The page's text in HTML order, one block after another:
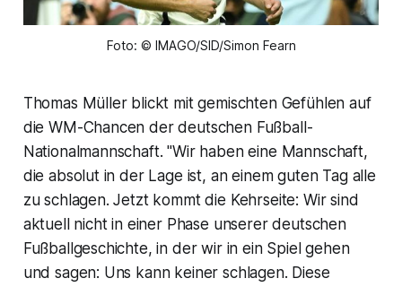
Foto: © IMAGO/SID/Simon Fearn
Thomas Müller blickt mit gemischten Gefühlen auf
die WM-Chancen der deutschen Fußball-
Nationalmannschaft. "Wir haben eine Mannschaft,
die absolut in der Lage ist, an einem guten Tag alle
zu schlagen. Jetzt kommt die Kehrseite: Wir sind
aktuell nicht in einer Phase unserer deutschen
Fußballgeschichte, in der wir in ein Spiel gehen
und sagen: Uns kann keiner schlagen. Diese